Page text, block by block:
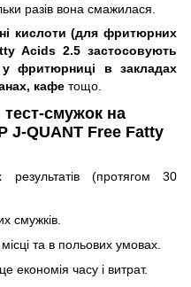
разів вона смажилася.
кислоти (для фритюрних
Acids 2.5 застосовують
у фритюрниці в закладах
кафе тощо.
тест-смужок на
J-QUANT Free Fatty
(протягом 30
смужків.
та в польових умовах.
економія часу і витрат.